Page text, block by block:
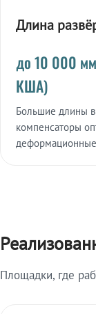
Длина
до 10 000
КША)
Большие длины
компенсаторы
Площадки, где